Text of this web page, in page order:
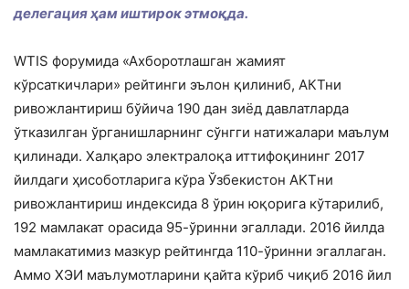
делегация ҳам иштирок этмоқда.
WTIS форумида «Ахборотлашган жамият
кўрсаткичлари» рейтинги эълон қилиниб, АКТни
ривожлантириш бўйича 190 дан зиёд давлатларда
ўтказилган ўрганишларнинг сўнгги натижалари маълум
қилинади. Халқаро электралоқа иттифоқининг 2017
йилдаги ҳисоботларига кўра Ўзбекистон AKTни
ривожлантириш индексида 8 ўрин юқорига кўтарилиб,
192 мамлакат орасида 95-ўринни эгаллади. 2016 йилда
мамлакатимиз мазкур рейтингда 110-ўринни эгаллаган.
Аммо ХЭИ маълумотларини қайта кўриб чиқиб 2016 йил